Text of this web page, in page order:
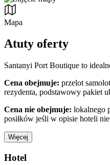
Mapa
Atuty oferty
Santanyi Port Boutique to
Cena obejmuje: przelot
rezydenta, podstawowy pakiet
Cena nie obejmuje: lokalnego
posiłków jeśli w opisie hoteli
Więcej
Hotel